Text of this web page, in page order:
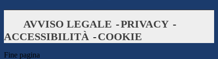
AVVISO LEGALE
PRIVACY
ACCESSIBILITÀ
COOKIE
Fine pagina